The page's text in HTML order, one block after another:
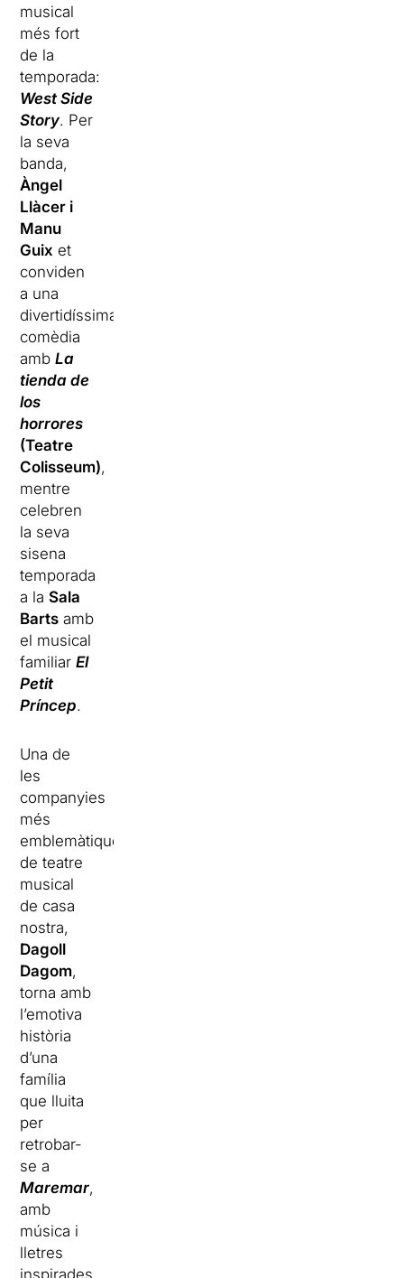
musical
més fort
de la
temporada:
West Side
Story. Per
la seva
banda,
Àngel
Llàcer i
Manu
Guix et
conviden
a una
divertidíssima
comèdia
ambLa
tienda de
los
horrores
(Teatre
Colisseum),
mentre
celebren
la seva
sisena
temporada
a laSala
Barts amb
el musical
familiarEl
Petit
Príncep.
Una de
les
companyies
més
emblemàtiques
de teatre
musical
de casa
nostra,
Dagoll
Dagom,
torna amb
l’emotiva
història
d’una
família
que lluita
per
retrobar-
se a
Maremar,
amb
música i
lletres
inspirades